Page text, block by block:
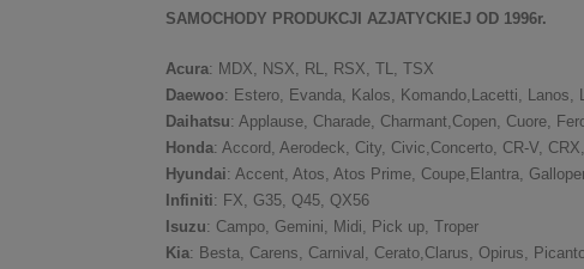
SAMOCHODY PRODUKCJI AZJATYCKIEJ OD 1996r.
Acura: MDX, NSX, RL, RSX, TL, TSX
Daewoo: Estero, Evanda, Kalos, Komando,Lacetti,
Daihatsu: Applause, Charade, Charmant,Copen, Cuore,
Honda: Accord, Aerodeck, City, Civic,Concerto, CR-V,
Hyundai: Accent, Atos, Atos Prime, Coupe,Elantra,
Infiniti: FX, G35, Q45, QX56
Isuzu: Campo, Gemini, Midi, Pick up, Troper
Kia: Besta, Carens, Carnival, Cerato,Clarus, Opirus,